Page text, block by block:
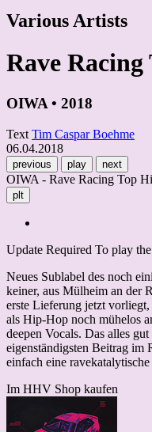
Various Artists
Rave Racing
OIWA • 2018
Text Tim Caspar Boehme
06.04.2018
previous play next
OIWA - Rave Racing Top
plt
Update Required To play
Neues Sublabel des noch
keiner, aus Mülheim an der
erste Lieferung jetzt
als Hip-Hop noch mühelos
deepen Vocals. Das alles
eigenständigsten Beitrag im
einfach eine
Im HHV Shop kaufen